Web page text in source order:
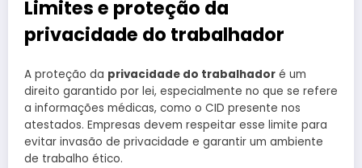
Limites e proteção da
privacidade do trabalhador
A proteção da privacidade do trabalhador é um
direito garantido por lei, especialmente no que se refere
a informações médicas, como o CID presente nos
atestados. Empresas devem respeitar esse limite para
evitar invasão de privacidade e garantir um ambiente
de trabalho ético.